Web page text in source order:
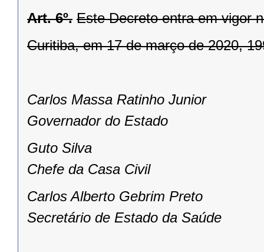
Art. 6º. Este Decreto entra em vigor
Curitiba, em 17 de março de 2020,
Carlos Massa Ratinho Junior
Governador do Estado
Guto Silva
Chefe da Casa Civil
Carlos Alberto Gebrim Preto
Secretário de Estado da Saúde